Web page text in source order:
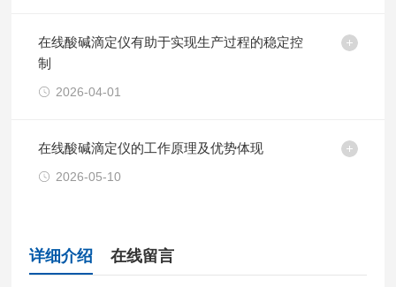
在线酸碱滴定仪有助于实现生产过程的稳定控
制
2026-04-01
在线酸碱滴定仪的工作原理及优势体现
2026-05-10
详细介绍 在线留言